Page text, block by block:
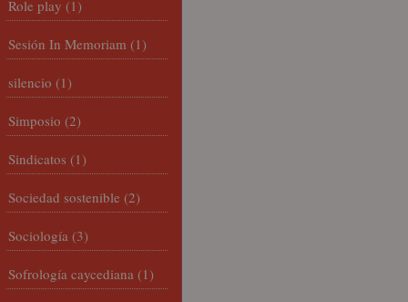
Role play (1)
Sesión In Memoriam (1)
silencio (1)
Simposio (2)
Sindicatos (1)
Sociedad sostenible (2)
Sociología (3)
Sofrología caycediana (1)